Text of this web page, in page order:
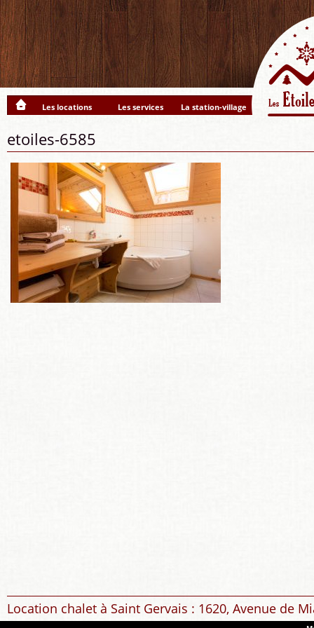
Les locations Les services La station-village
etoiles-6585
Location chalet à Saint Gervais : 1620, Avenue de